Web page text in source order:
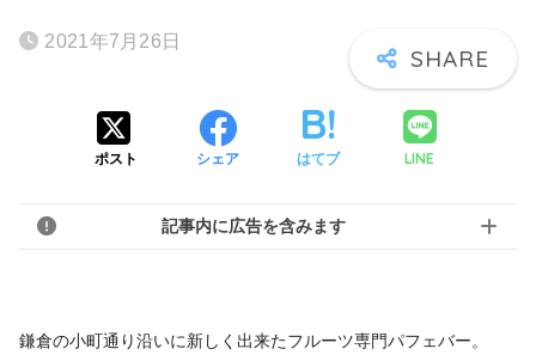
2021年7月26日
ポスト シェア はてブ LINE
記事内に広告を含みます
鎌倉の小町通り沿いに新しく出来たフルーツ専門パフェバー。